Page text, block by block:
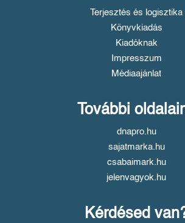
Terjesztés és logisztika
Könyvkiadás
Kiadóknak
Impresszum
Médiaajánlat
További
dnapro.hu
sajatmarka.hu
csabaimark.hu
jelenvagyok.hu
Kérdésed